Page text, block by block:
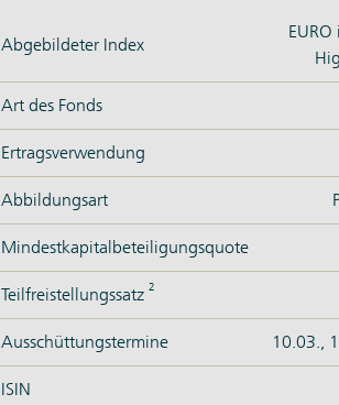
Abgebildeter Index
Art des Fonds
Ertragsverwendung
Abbildungsart
Mindestkapitalbeteiligungsquote
Teilfreistellungssatz 2
Ausschüttungstermine 10.03.,
ISIN